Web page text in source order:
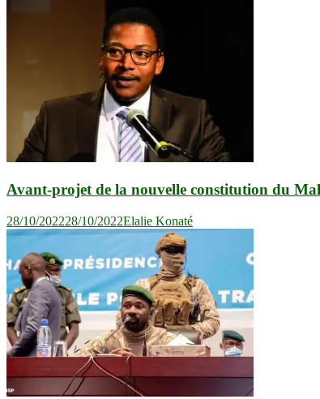
Avant-projet de la nouvelle constitution du
28/10/202228/10/2022Elalie Konaté